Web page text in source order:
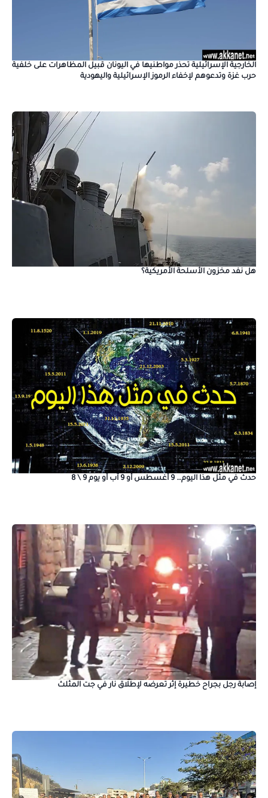
الخارجية الإسرائيلية تحذر مواطنيها في اليونان قبيل المظاهرات على خلفية
حرب غزة وتدعوهم لإخفاء الرموز الإسرائيلية واليهودية
هل نفد مخزون الأسلحة الأمريكية؟
حدث في مثل هذا اليوم… 9 أغسطس أو 9 آب أو يوم 9 \ 8
إصابة رجل بجراح خطيرة إثر تعرضه لإطلاق نار في جت المثلث